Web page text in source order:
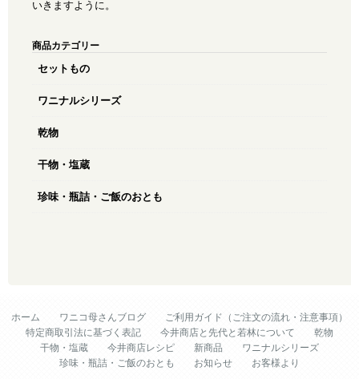
いきますように。
商品カテゴリー
セットもの
ワニナルシリーズ
乾物
干物・塩蔵
珍味・瓶詰・ご飯のおとも
ホーム ワニコ母さんブログ
ご利用ガイド（ご注文の流れ・注意事項）
特定商取引法に基づく表記
今井商店と先代と若林について
乾物
干物・塩蔵
今井商店レシピ 新商品
ワニナルシリーズ
珍味・瓶詰・ご飯のおとも
お知らせ お客様より